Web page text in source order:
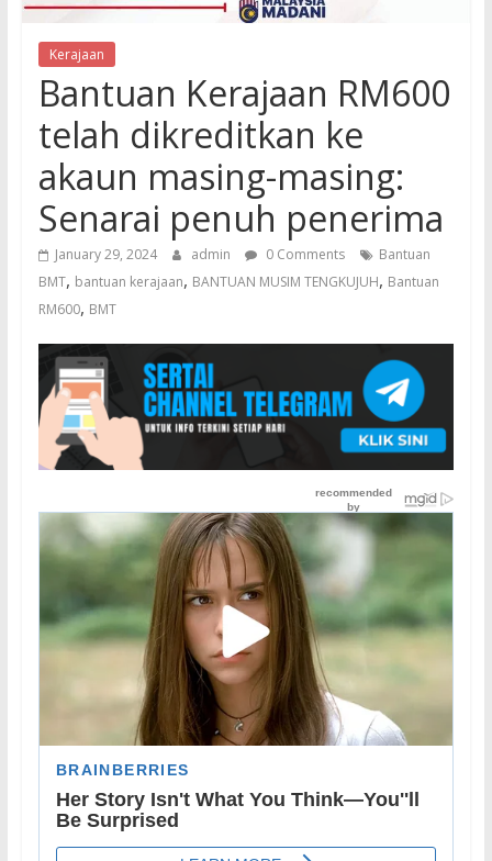
Kerajaan
Bantuan Kerajaan RM600
telah dikreditkan ke
akaun masing-masing:
Senarai penuh penerima
January 29, 2024 admin 0 Comments
Bantuan
BMT, bantuan kerajaan, BANTUAN MUSIM TENGKUJUH, Bantuan
RM600, BMT